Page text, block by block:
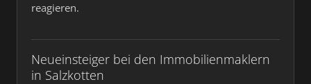
reagieren.
Neueinsteiger bei den Immobilienmaklern
in Salzkotten